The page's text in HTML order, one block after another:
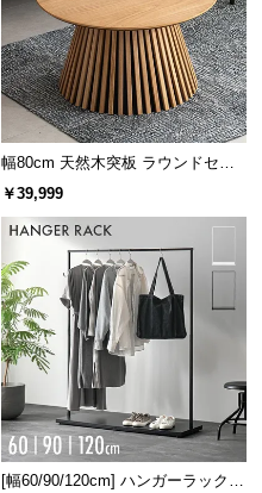
幅80cm 天然木突板 ラウンドセン
ターテーブル 美しい格子デザイン
￥39,999
[幅60/90/120cm] ハンガーラック